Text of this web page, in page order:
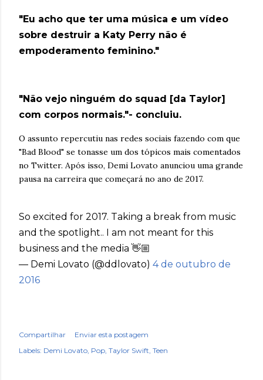
"Eu acho que ter uma música e um vídeo
sobre destruir a Katy Perry não é
empoderamento feminino."
"Não vejo ninguém do squad [da Taylor]
com corpos normais."- concluiu.
O assunto repercutiu nas redes sociais fazendo com que
"Bad Blood" se tonasse um dos tópicos mais comentados
no Twitter. Após isso, Demi Lovato anunciou uma grande
pausa na carreira que começará no ano de 2017.
So excited for 2017. Taking a break from music
and the spotlight.. I am not meant for this
business and the media 👋🏼
— Demi Lovato (@ddlovato) 4 de outubro de
2016
Compartilhar
Enviar esta postagem
Labels: Demi Lovato Pop Taylor Swift Teen